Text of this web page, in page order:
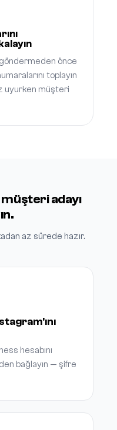
önce
toplayın
uyurken müşteri
adayı
az sürede hazır.
hesabını
bağlayın — şifre